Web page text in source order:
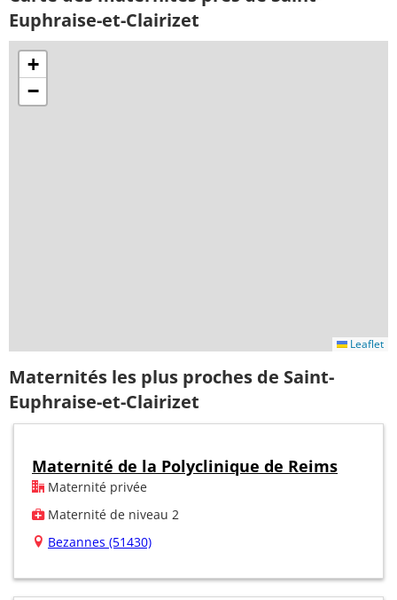
Euphraise-et-Clairizet
+
−
Leaflet
Maternités les plus proches de Saint-
Euphraise-et-Clairizet
Maternité de la Polyclinique de Reims
Maternité privée
Maternité de niveau 2
Bezannes (51430)